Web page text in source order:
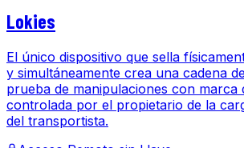
Lokies
El único dispositivo que sella
y simultáneamente crea una cadena
prueba de manipulaciones con marca
controlada por el propietario de la
del transportista.